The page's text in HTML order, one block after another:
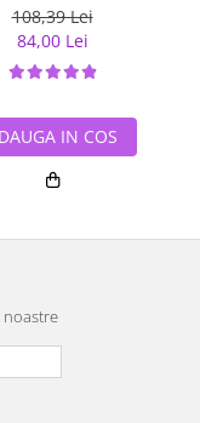
108,39 Lei
84,00 Lei
IN COS
noastre